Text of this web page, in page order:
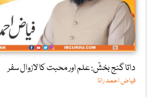
داتا گنج بخشؒ: علم اور محبت کا لازوال سفر
فیاض احمد رانا